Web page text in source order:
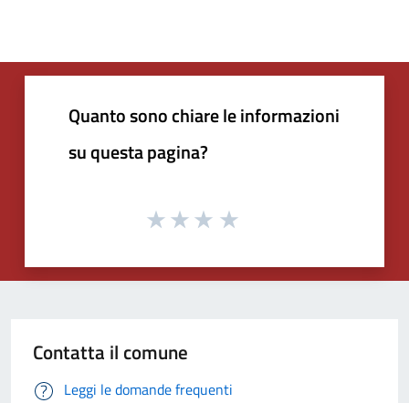
Quanto sono chiare le informazioni
su questa pagina?
Contatta il comune
Leggi le domande frequenti